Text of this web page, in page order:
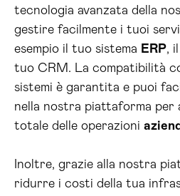
tecnologia avanzata della
gestire facilmente i tuoi
esempio il tuo sistema ERP,
tuo CRM. La compatibilità
sistemi è garantita e puoi
nella nostra piattaforma per
totale delle operazioni
Inoltre, grazie alla nostra
ridurre i costi della tua